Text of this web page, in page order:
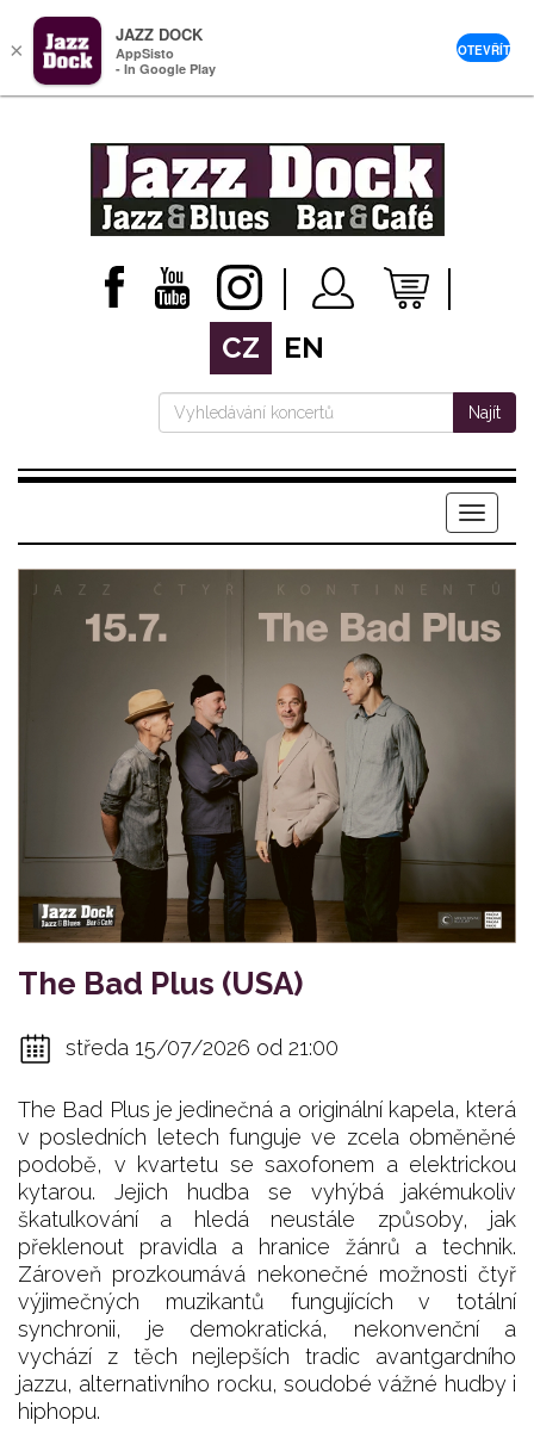
CZ EN
Najít
Menu
The Bad Plus (USA)
středa 15/07/2026 od 21:00
The Bad Plus je jedinečná a originální kapela, která
v posledních letech funguje ve zcela obměněné
podobě, v kvartetu se saxofonem a elektrickou
kytarou. Jejich hudba se vyhýbá jakémukoliv
škatulkování a hledá neustále způsoby, jak
překlenout pravidla a hranice žánrů a technik.
Zároveň prozkoumává nekonečné možnosti čtyř
výjimečných muzikantů fungujících v totální
synchronii, je demokratická, nekonvenční a
vychází z těch nejlepších tradic avantgardního
jazzu, alternativního rocku, soudobé vážné hudby i
hiphopu.
×
JAZZ DOCK
AppSisto
- In Google Play
OTEVŘÍT